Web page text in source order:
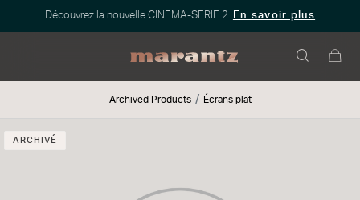
Découvrez la nouvelle CINEMA-SERIE 2. En savoir plus
Archived Products Écrans plat
ARCHIVÉ